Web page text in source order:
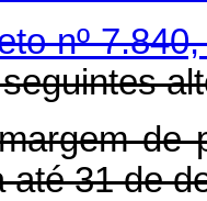
nº
de
até 31 de